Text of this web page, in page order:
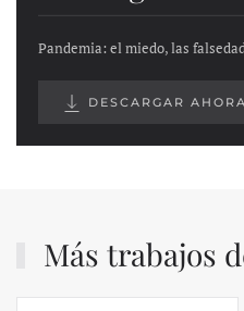
Pandemia: el miedo, las
DESCARGAR AHORA
Más trabajos